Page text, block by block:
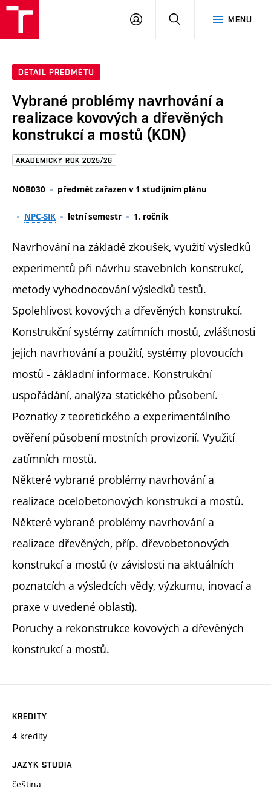
Brno
MENU
PŘIHLÁSIT
DETAIL PŘEDMĚTU
Vybrané problémy navrhování a
realizace kovových a dřevěných
konstrukcí a mostů (KON)
AKADEMICKÝ ROK 2025/26
NOB030 předmět zařazen v 1 studijním plánu
NPC-SIK letní semestr 1. ročník
Navrhování na základě zkoušek, využití výsledků
experimentů při návrhu stavebních konstrukcí,
metody vyhodnocování výsledků testů.
Spolehlivost kovových a dřevěných konstrukcí.
Konstrukční systémy zatímních mostů, zvláštnosti
jejich navrhování a použití, systémy plovoucích
mostů - základní informace. Konstrukční
uspořádání, analýza statického působení.
Poznatky z teoretického a experimentálního
ověření působení mostních provizorií. Využití
zatímních mostů.
Některé vybrané problémy navrhování a
realizace ocelobetonových konstrukcí a mostů.
Některé vybrané problémy navrhování a
realizace dřevěných, příp. dřevobetonových
konstrukcí a mostů (v závislosti na aktuálních
poznatcích a výsledcích vědy, výzkumu, inovací a
praxe v uvedené oblasti).
Poruchy a rekonstrukce kovových a dřevěných
konstrukcí a mostů.
KREDITY
4 kredity
JAZYK STUDIA
čeština